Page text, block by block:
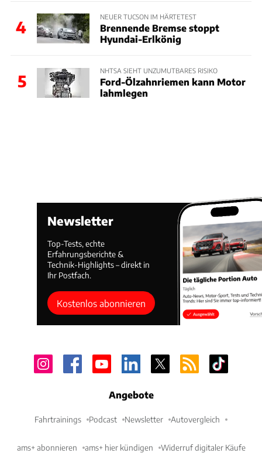
4
NEUER TUCSON IM HÄRTETEST
Brennende Bremse stoppt
Hyundai-Erlkönig
5
NHTSA SIEHT UNZUMUTBARES RISIKO
Ford-Ölzahnriemen kann Motor
lahmlegen
Newsletter
Top-Tests, echte
Erfahrungsberichte &
Technik-Highlights – direkt in
Ihr Postfach.
Kostenlos abonnieren
Angebote
Fahrtrainings Podcast Newsletter Autovergleich
ams+ abonnieren ams+ hier kündigen Widerruf digitaler Käufe